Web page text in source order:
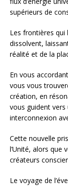
supérieurs de
Les frontières
dissolvent,
réalité et de la
En vous
vous vous
création, en
vous guident
interconnexion
Cette nouvelle
l’Unité, alors que
créateurs
Le voyage de